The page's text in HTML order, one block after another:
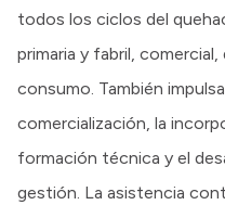
todos los ciclos del
primaria y fabril,
consumo. También
comercialización, la
formación técnica y el
gestión. La asistencia